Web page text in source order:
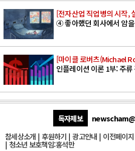
[전자산업 직업병의 시작,
④ 좋아했던 회사에서 암
[마이클 로버츠(Michael
인플레이션 이론 1부: 주류
독자제보
참세상소개 | 후원하기 |광고안내 | 이전페이지
| 청소년 보호책임:홍석만